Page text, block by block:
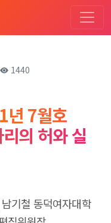
1440
년 7월호
의 허와 실
기철 동덕여자대학